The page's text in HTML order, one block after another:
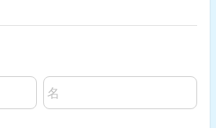
名前の名